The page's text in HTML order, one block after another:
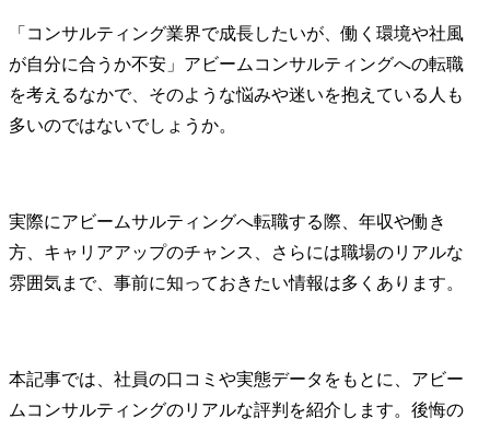
「コンサルティング業界で成長したいが、働く環境や社風
が自分に合うか不安」アビームコンサルティングへの転職
を考えるなかで、そのような悩みや迷いを抱えている人も
多いのではないでしょうか。
実際にアビームサルティングへ転職する際、年収や働き
方、キャリアアップのチャンス、さらには職場のリアルな
雰囲気まで、事前に知っておきたい情報は多くあります。
本記事では、社員の口コミや実態データをもとに、アビー
ムコンサルティングのリアルな評判を紹介します。後悔の